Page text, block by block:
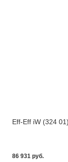
Eff-Eff iW (324
86 931 pуб.